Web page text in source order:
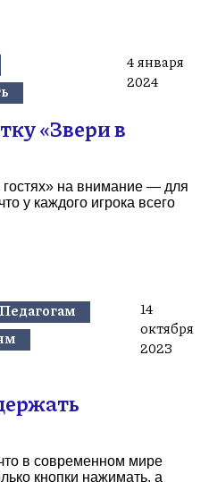
4 января
2024
«Звери в
на внимание — для
у каждого игрока всего
Педагогам
14
октября
2023
в современном мире
кнопки нажимать, а